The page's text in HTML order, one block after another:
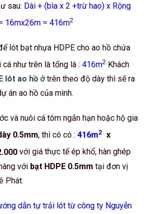
sau: Dài + (bìa x 2 +trừ hao) x Rộng
16mx26m = 416m2
lót bạt nhựa HDPE cho ao hồ chứa
như trên là tổng là : 416m2 Khách
lót ao hồ ở trên theo độ dày thì sẽ ra
án ao hồ của mình.
và nuôi cá tôm ngắn hạn hoặc hộ gia
0.5mm, thì có có : 416m2 x
với giá thực tế ép khổ, hàn ghép
với bạt HDPE 0.5mm tại đơn vị
Phát.
dẫn tự trải lót từ công ty Nguyễn